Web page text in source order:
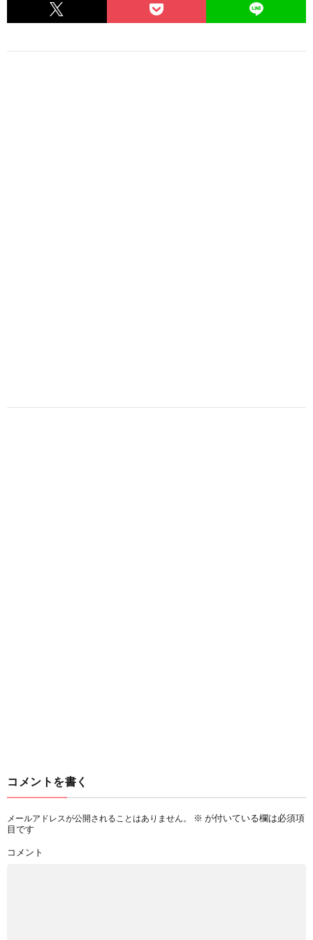
コメントを書く
メールアドレスが公開されることはありません。 ※ が付いている欄は必須項
目です
コメント